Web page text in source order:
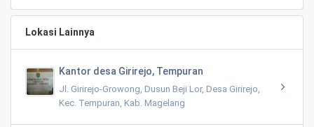
Lokasi Lainnya
Kantor desa Girirejo, Tempuran
Jl. Girirejo-Growong, Dusun Beji Lor, Desa Girirejo,
Kec. Tempuran, Kab. Magelang